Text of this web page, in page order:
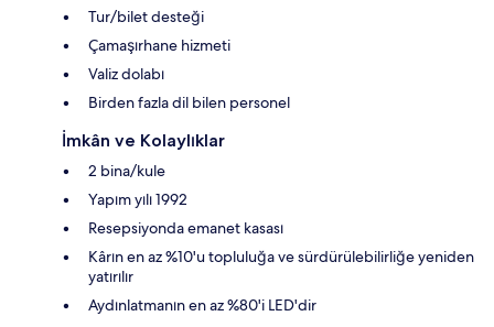
Tur/bilet desteği
Çamaşırhane hizmeti
Valiz dolabı
Birden fazla dil bilen personel
İmkân ve Kolaylıklar
2 bina/kule
Yapım yılı 1992
Resepsiyonda emanet kasası
Kârın en az %10'u topluluğa ve sürdürülebilirliğe yeniden
yatırılır
Aydınlatmanın en az %80'i LED'dir